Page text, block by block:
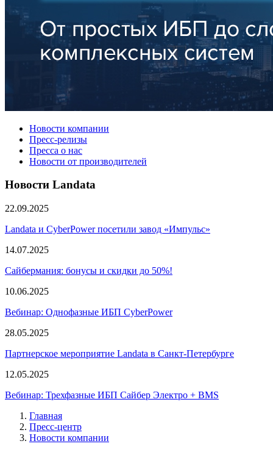
Новости компании
Пресс-релизы
Пресса о нас
Новости от производителей
Новости Landata
22.09.2025
Landata и CyberPower посетили завод «Импульс»
14.07.2025
Сайбермания: бонусы и скидки до 50%!
10.06.2025
Вебинар: Однофазные ИБП CyberPower
28.05.2025
Партнерское мероприятие Landata в Санкт-Петербурге
12.05.2025
Вебинар: Трехфазные ИБП Сайбер Электро + BMS
Главная
Пресс-центр
Новости компании